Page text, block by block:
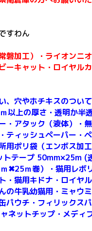
すわん
磐加工）・ライオンニ
ーキャット・ ロイヤル
、穴やホチキスのつい
以上の厚さ・透明か半
・アタック（液体）・
ティッシュペーパー・
用ポリ袋（エンボス加
トテープ 50mm×25m (
✖25ｍ巻）・猫用レボ
・猫用キドナ・ロイヤ
の牛乳幼猫用・ミャウ
パウチ・フィリックス
ネットチップ・メディ